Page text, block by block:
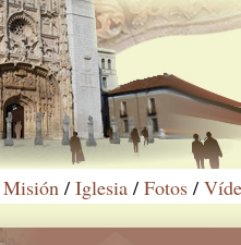
Misión / Iglesia / Fotos /